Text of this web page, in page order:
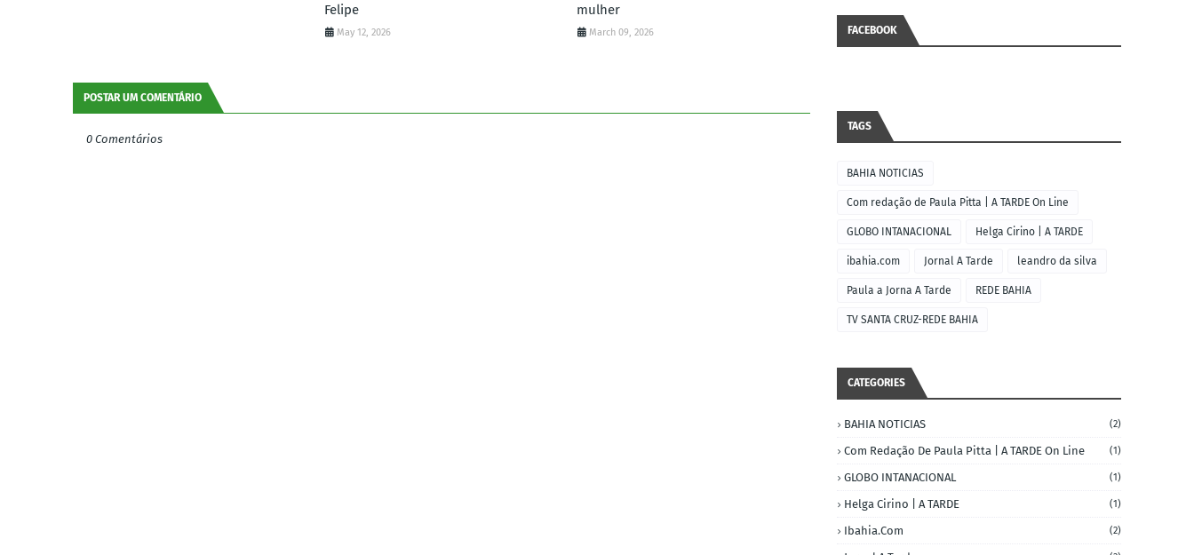
Felipe
May 12, 2026
mulher
March 09, 2026
POSTAR UM COMENTÁRIO
0 Comentários
FACEBOOK
TAGS
BAHIA NOTICIAS
Com redação de Paula Pitta | A TARDE On Line
GLOBO INTANACIONAL Helga Cirino | A TARDE
ibahia.com Jornal A Tarde leandro da silva
Paula a Jorna A Tarde REDE BAHIA
TV SANTA CRUZ-REDE BAHIA
CATEGORIES
BAHIA NOTICIAS (2)
Com Redação De Paula Pitta | A TARDE On Line (1)
GLOBO INTANACIONAL (1)
Helga Cirino | A TARDE (1)
Ibahia.com (2)